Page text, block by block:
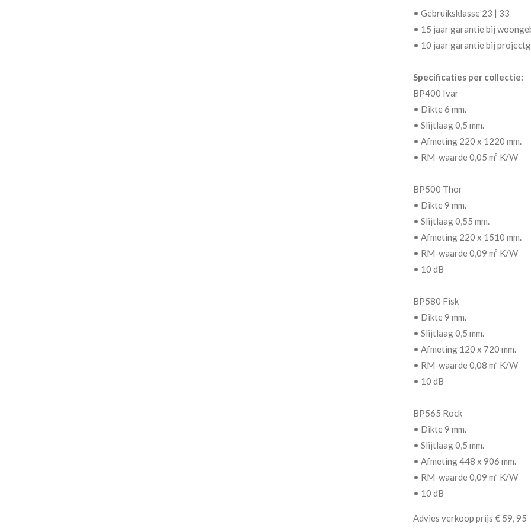
• Gebruiksklasse 23 | 33
• 15 jaar garantie bij
• 10 jaar garantie bij
Specificaties per collectie:
BP400 Ivar
• Dikte 6 mm.
• Slijtlaag 0,5 mm.
• Afmeting 220 x 1220 mm.
• RM-waarde 0,05 m² K/W
BP500 Thor
• Dikte 9 mm.
• Slijtlaag 0,55 mm.
• Afmeting 220 x 1510 mm.
• RM-waarde 0,09 m² K/W
• 10 dB
BP580 Fisk
• Dikte 9 mm.
• Slijtlaag 0,5 mm.
• Afmeting 120 x 720 mm.
• RM-waarde 0,08 m² K/W
• 10 dB
BP565 Rock
• Dikte 9 mm.
• Slijtlaag 0,5 mm.
• Afmeting 448 x 906 mm.
• RM-waarde 0,09 m² K/W
• 10 dB
Advies verkoop prijs € 59, 95